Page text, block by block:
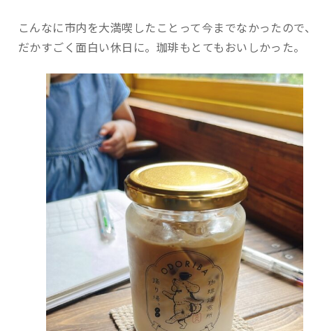
こんなに市内を大満喫したことって今までなかったので
だかすごく面白い休日に。珈琲もとてもおいしかった。